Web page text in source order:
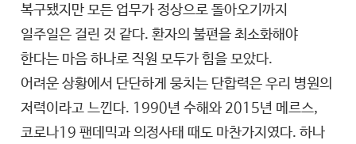
복구됐지만 모든 업무가 정상으로 돌아오기까지
일주일은 걸린 것 같다. 환자의 불편을 최소화해야
한다는 마음 하나로 직원 모두가 힘을 모았다.
어려운 상황에서 단단하게 뭉치는 단합력은 우리 병원의
저력이라고 느낀다. 1990년 수해와 2015년 메르스,
코로나19 팬데믹과 의정사태 때도 마찬가지였다. 하나